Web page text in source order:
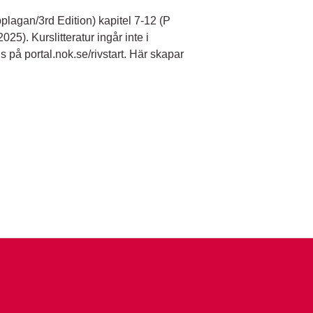
3rd Edition) kapitel 7-12 (P
Kurslitteratur ingår inte i
på portal.nok.se/rivstart. Här skapar